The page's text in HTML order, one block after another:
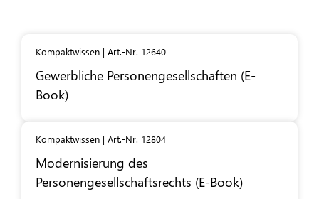
Kompaktwissen | Art.-Nr. 12640
Gewerbliche Personengesellschaften (E-
Book)
Kompaktwissen | Art.-Nr. 12804
Modernisierung des
Personengesellschaftsrechts (E-Book)